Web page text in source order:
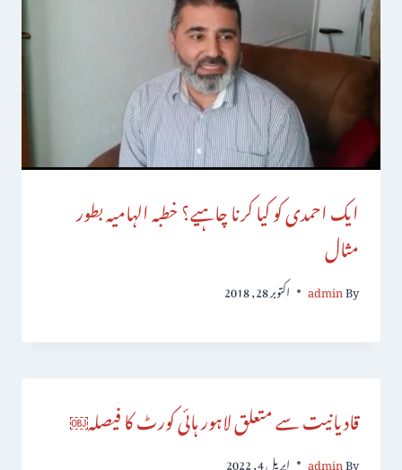
ایک احمدی کو کیا کرنا چاہیے؟ خطبہ الہامیہ بطور
مثال
By
admin اکتوبر 28, 2018
قادیانیت سے متعلق لاہور ہائی کورٹ کا فیصلہ￼
By
admin اپریل 4, 2022